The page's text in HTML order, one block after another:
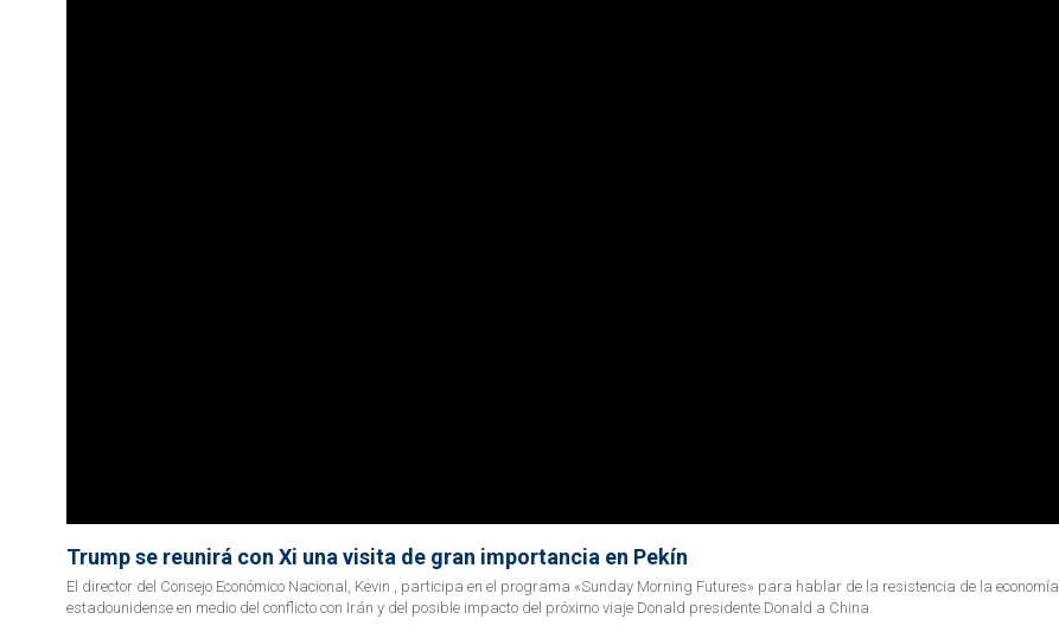
Trump se reunirá con Xi una visita de gran importancia en Pekín
El director del Consejo Económico Nacional, Kevin , participa en el programa «Sunday Morning Futures» para hablar de la resistencia de la economía
estadounidense en medio del conflicto con Irán y del posible impacto del próximo viaje Donald presidente Donald a China.